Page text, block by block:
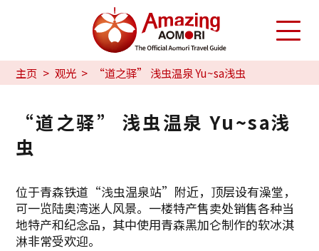
主页 观光 “道之驿” 浅虫温泉 Yu~sa浅虫
“道之驿” 浅虫温泉 Yu~sa浅
虫
位于青森铁道“浅虫温泉站”附近，顶层设有澡堂，
可一览陆奥湾迷人风景。一楼特产售卖处销售各种当
地特产和纪念品，其中使用青森黑加仑制作的软冰淇
淋非常受欢迎。